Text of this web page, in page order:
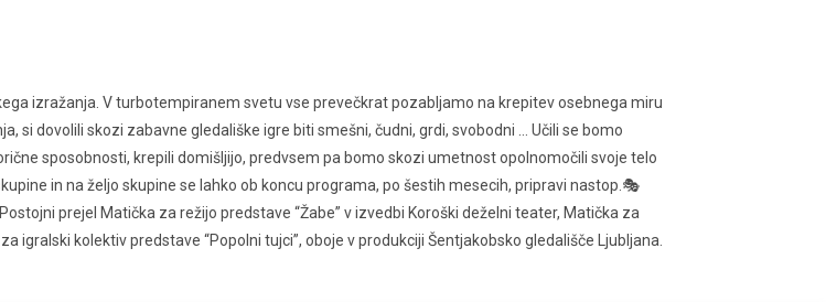
izražanja. V turbotempiranem svetu vse prevečkrat pozabljamo na krepitev osebnega miru
si dovolili skozi zabavne gledališke igre biti smešni, čudni, grdi, svobodni … Učili se bomo
sposobnosti, krepili domišljijo, predvsem pa bomo skozi umetnost opolnomočili svoje telo
in na željo skupine se lahko ob koncu programa, po šestih mesecih, pripravi nastop.🎭
prejel Matička za režijo predstave “Žabe” v izvedbi Koroški deželni teater, Matička za
igralski kolektiv predstave “Popolni tujci”, oboje v produkciji Šentjakobsko gledališče Ljubljana.